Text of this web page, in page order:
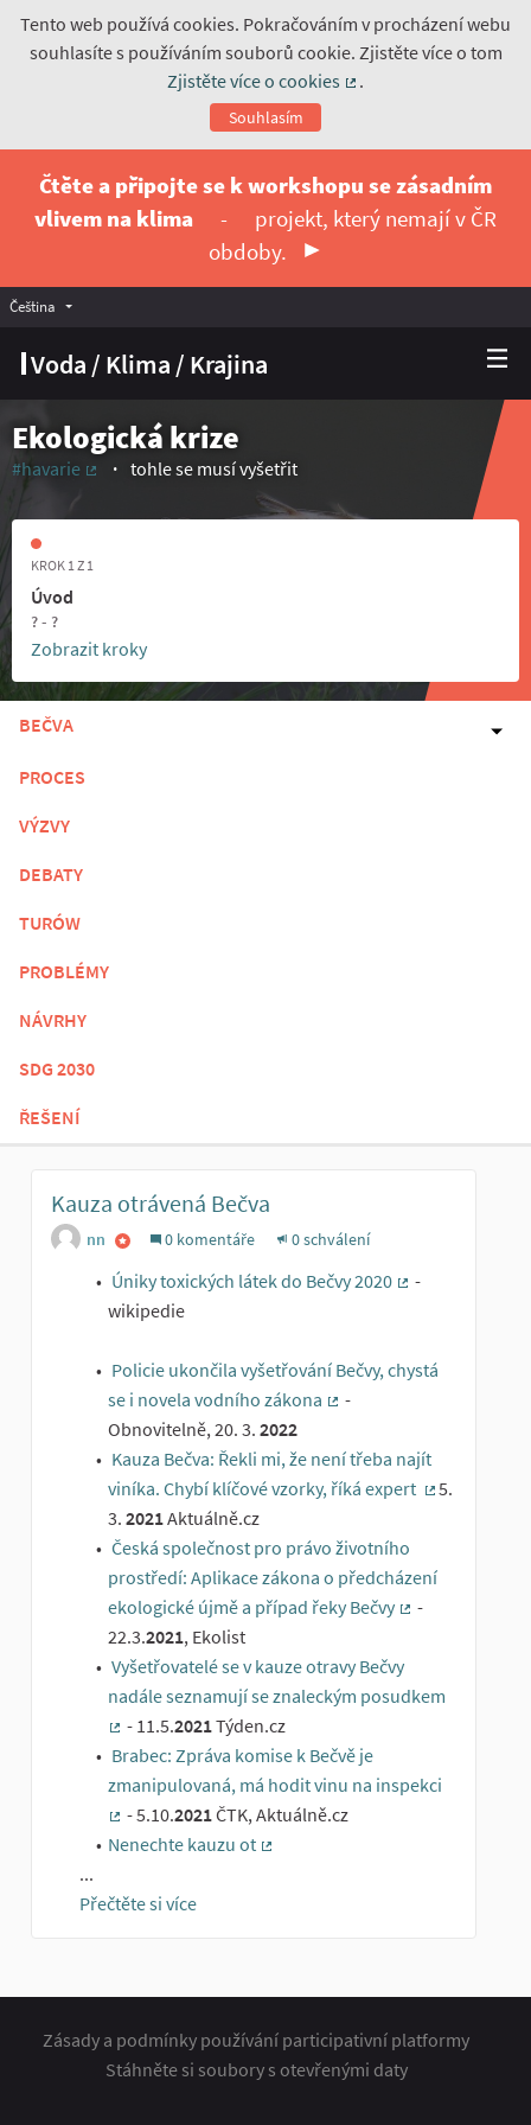
Tento web používá cookies. Pokračováním v procházení webu
souhlasíte s používáním souborů cookie. Zjistěte více o tom
Zjistěte více o cookies
.
Souhlasím
Čtěte a připojte se k workshopu se zásadním
vlivem na klima
-
projekt, který nemají v ČR
obdoby.
Voda / Klima / Krajina
Čeština Vyberte jazyk
Ekologická krize
#havarie
tohle se musí vyšetřit
KROK 1 Z 1
Úvod
? - ?
Zobrazit kroky
BEČVA
PROCES
VÝZVY
DEBATY
TURÓW
PROBLÉMY
NÁVRHY
SDG 2030
ŘEŠENÍ
Kauza otrávená Bečva
nn 0 komentáře 0 schválení
Úniky toxických látek do Bečvy 2020
-
wikipedie
Policie ukončila vyšetřování Bečvy, chystá
se i novela vodního zákona
-
Obnovitelně, 20. 3. 2022
Kauza Bečva: Řekli mi, že není třeba najít
viníka. Chybí klíčové vzorky, říká expert
5.
3. 2021Aktuálně.cz
Česká společnost pro právo životního
prostředí: Aplikace zákona o předcházení
ekologické újmě a případ řeky Bečvy
-
22.3.2021, Ekolist
Vyšetřovatelé se v kauze otravy Bečvy
nadále seznamují se znaleckým posudkem
(Externí odkaz)
- 11.5.2021Týden.cz
Brabec: Zpráva komise k Bečvě je
zmanipulovaná, má hodit vinu na inspekci
(Externí odkaz)
- 5.10.2021ČTK, Aktuálně.cz
Nenechte kauzu ot
...
Přečtěte si více
Zásady a podmínky používání participativní platformy
Stáhněte si soubory s otevřenými daty